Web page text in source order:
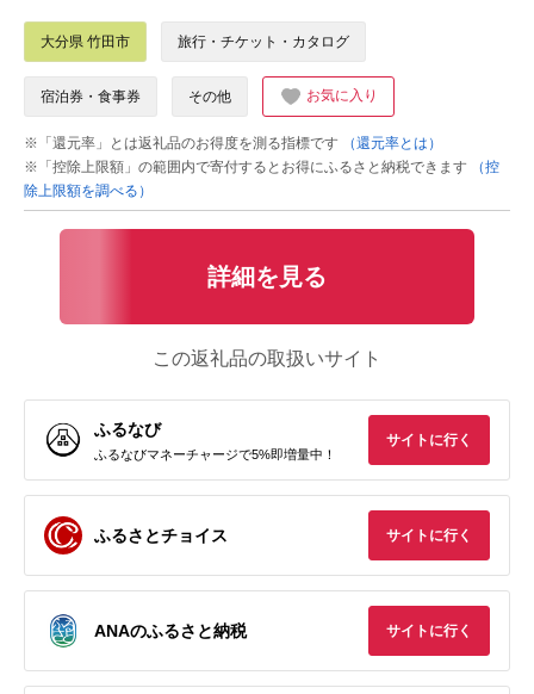
大分県 竹田市 旅行・チケット・カタログ
宿泊券・食事券 その他 お気に入り
※「還元率」とは返礼品のお得度を測る指標です
（還元率とは）
※「控除上限額」の範囲内で寄付するとお得にふるさと納税できます
（控
除上限額を調べる）
詳細を見る
この返礼品の取扱いサイト
ふるなび
ふるなびマネーチャージで5%即増量中！
サイトに行く
ふるさとチョイス サイトに行く
ANAのふるさと納税 サイトに行く